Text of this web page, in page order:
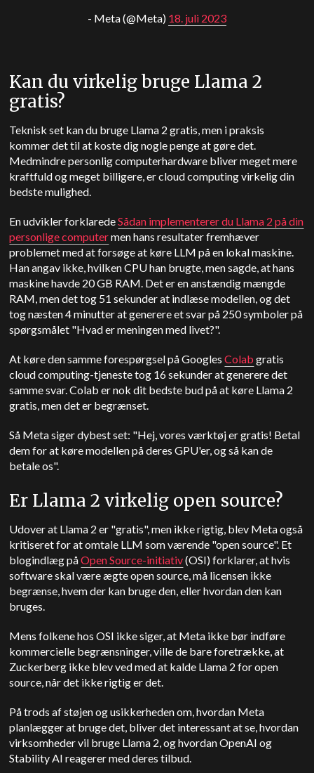
- Meta (@Meta) 18. juli 2023
Kan du virkelig bruge Llama 2
gratis?
Teknisk set kan du bruge Llama 2 gratis, men i praksis
kommer det til at koste dig nogle penge at gøre det.
Medmindre personlig computerhardware bliver meget mere
kraftfuld og meget billigere, er cloud computing virkelig din
bedste mulighed.
En udvikler forklaredeSådan implementerer du Llama 2 på din
personlige computermen hans resultater fremhæver
problemet med at forsøge at køre LLM på en lokal maskine.
Han angav ikke, hvilken CPU han brugte, men sagde, at hans
maskine havde 20 GB RAM. Det er en anstændig mængde
RAM, men det tog 51 sekunder at indlæse modellen, og det
tog næsten 4 minutter at generere et svar på 250 symboler på
spørgsmålet "Hvad er meningen med livet?".
At køre den samme forespørgsel på GooglesColab gratis
cloud computing-tjeneste tog 16 sekunder at generere det
samme svar. Colab er nok dit bedste bud på at køre Llama 2
gratis, men det er begrænset.
Så Meta siger dybest set: "Hej, vores værktøj er gratis! Betal
dem for at køre modellen på deres GPU'er, og så kan de
betale os".
Er Llama 2 virkelig open source?
Udover at Llama 2 er "gratis", men ikke rigtig, blev Meta også
kritiseret for at omtale LLM som værende "open source". Et
blogindlæg påOpen Source-initiativ(OSI) forklarer, at hvis
software skal være ægte open source, må licensen ikke
begrænse, hvem der kan bruge den, eller hvordan den kan
bruges.
Mens folkene hos OSI ikke siger, at Meta ikke bør indføre
kommercielle begrænsninger, ville de bare foretrække, at
Zuckerberg ikke blev ved med at kalde Llama 2 for open
source, når det ikke rigtig er det.
På trods af støjen og usikkerheden om, hvordan Meta
planlægger at bruge det, bliver det interessant at se, hvordan
virksomheder vil bruge Llama 2, og hvordan OpenAI og
Stability AI reagerer med deres tilbud.